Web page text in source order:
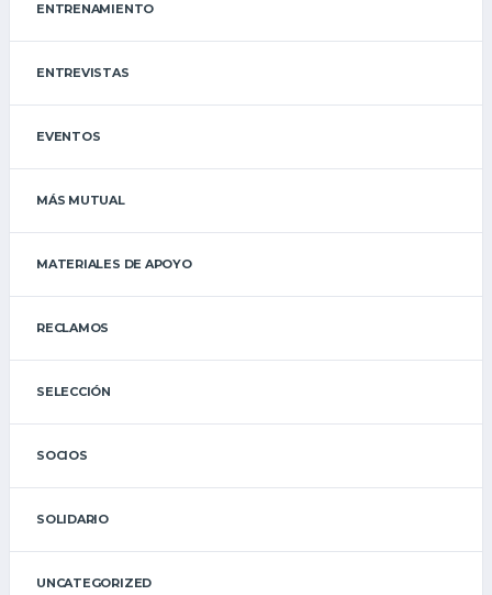
ENTRENAMIENTO
ENTREVISTAS
EVENTOS
MÁS MUTUAL
MATERIALES DE APOYO
RECLAMOS
SELECCIÓN
SOCIOS
SOLIDARIO
UNCATEGORIZED